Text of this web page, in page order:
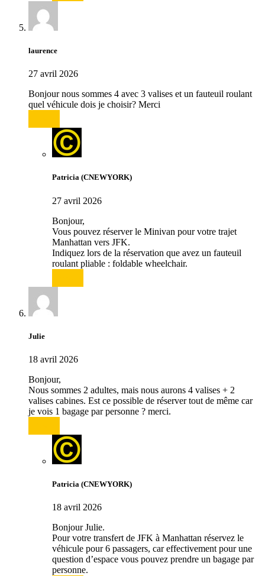
laurence
27 avril 2026
Bonjour nous sommes 4 avec 3 valises et un fauteuil roulant
quel véhicule dois je choisir? Merci
Patricia (CNEWYORK)
27 avril 2026
Bonjour,
Vous pouvez réserver le Minivan pour votre trajet
Manhattan vers JFK.
Indiquez lors de la réservation que avez un fauteuil
roulant pliable : foldable wheelchair.
Julie
18 avril 2026
Bonjour,
Nous sommes 2 adultes, mais nous aurons 4 valises + 2
valises cabines. Est ce possible de réserver tout de même car
je vois 1 bagage par personne ? merci.
Patricia (CNEWYORK)
18 avril 2026
Bonjour Julie.
Pour votre transfert de JFK à Manhattan réservez le
véhicule pour 6 passagers, car effectivement pour une
question d’espace vous pouvez prendre un bagage par
personne.